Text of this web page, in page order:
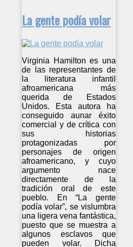
La gente podía volar
Virginia Hamilton es una
de las representantes de
la literatura infantil
afroamericana más
querida de Estados
Unidos. Esta autora ha
conseguido aunar éxito
comercial y de crítica con
sus historias
protagonizadas por
personajes de origen
afroamericano, y cuyo
argumento nace
directamente de la
tradición oral de este
pueblo. En “La gente
podía volar”, se vislumbra
una ligera vena fantástica,
puesto que se muestra a
algunos esclavos que
pueden volar. Dicha